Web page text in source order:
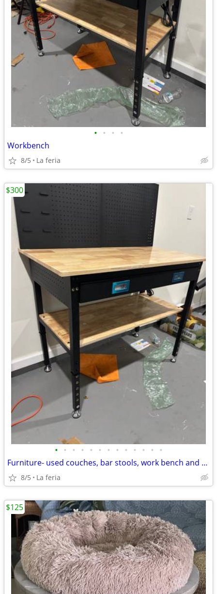
• • • •
Workbench
8/5 La feria
• • • • • • • • • • • • •
Furniture- used couches, bar stools, work bench and sofa table
8/5 La feria
$300
$125